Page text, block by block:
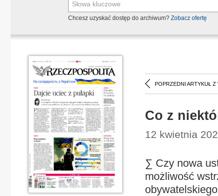
Chcesz uzyskać dostęp do archiwum? Zobacz ofertę
POPRZEDNI ARTYKUŁ Z
Co z
12 kwietnia
∑ Czy nowa
możliwość